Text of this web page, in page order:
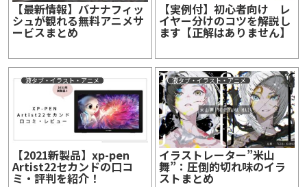
【最新情報】バナナフィッ
シュが観れる無料アニメサ
ービスまとめ
【実例付】初心者向け レ
イヤー分けのコツを解説し
ます【正解はありません】
液タブ・イラスト・アニメ
【2021新製品】xp-pen
Artist22セカンドの口コ
ミ・評判を紹介！
液タブ・イラスト・アニメ
イラストレーター”米山
舞”：圧倒的切れ味のイラ
ストまとめ